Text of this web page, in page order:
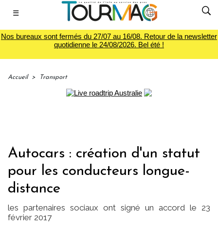
☰
Nos bureaux sont fermés du 27/07 au 16/08. Retour de la newsletter
quotidienne le 24/08/2026. Bel été !
Accueil > Transport
Autocars : création d'un statut
pour les conducteurs longue-
distance
les partenaires sociaux ont signé un accord le 23
février 2017